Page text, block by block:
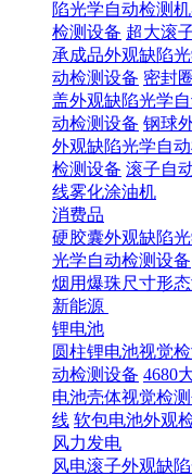
陷光学自动检测机
检测设备 超大滚
承成品外观缺陷
动检测设备 密封
盖外观缺陷光学
动检测设备 钢球
外观缺陷光学自
检测设备 滚子自
线雾化涂油机
消费品
硬胶囊外观缺陷
光学自动检测设备
烟用爆珠尺寸形
新能源
锂电池
圆柱锂电池视觉
动检测设备 4680
电池壳体视觉检
线 软包电池外观
风力发电
风电滚子外观缺